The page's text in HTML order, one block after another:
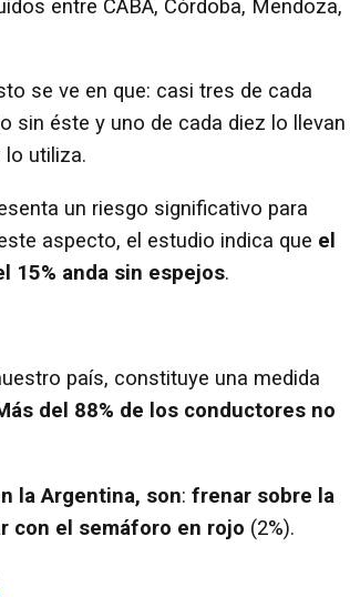
entre CABA, Córdoba, Mendoza,
se ve en que: casi tres de cada
sin éste y uno de cada diez lo llevan
lo utiliza.
un riesgo significativo para
aspecto, el estudio indica que el
15% anda sin espejos.
país, constituye una medida
del 88% de los conductores no
la Argentina, son: frenar sobre la
con el semáforo en rojo (2%).